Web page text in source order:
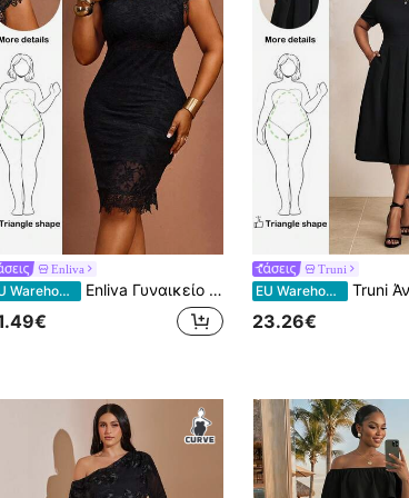
Enliva
EU Warehouse Enliva Γυναικείο bodycon καλοκαιρινό φόρεμα plus size με αντίθεση δαντέλας, δίχτυ, κομψό και σέξι, για σωματότυπο αχλάδι και τρίγωνο
Truni
EU Warehouse Truni Άνοιξη, καλοκαίρι, φθινόπωρο και χειμώνα Κομψό πάρτι γραφείου Πρωτοχρονιά Γυναικεία φορέματα Άνοιξη, καλοκαίρι, φθινόπωρο και χειμώνα Κομψό πάρτι
23.26€